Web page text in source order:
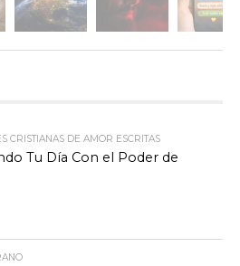
CRISTIANAS DE AMOR ESCRITAS
Tu Día Con el Poder de